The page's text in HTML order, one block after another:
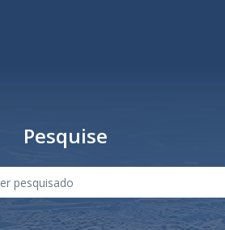
Pesquise